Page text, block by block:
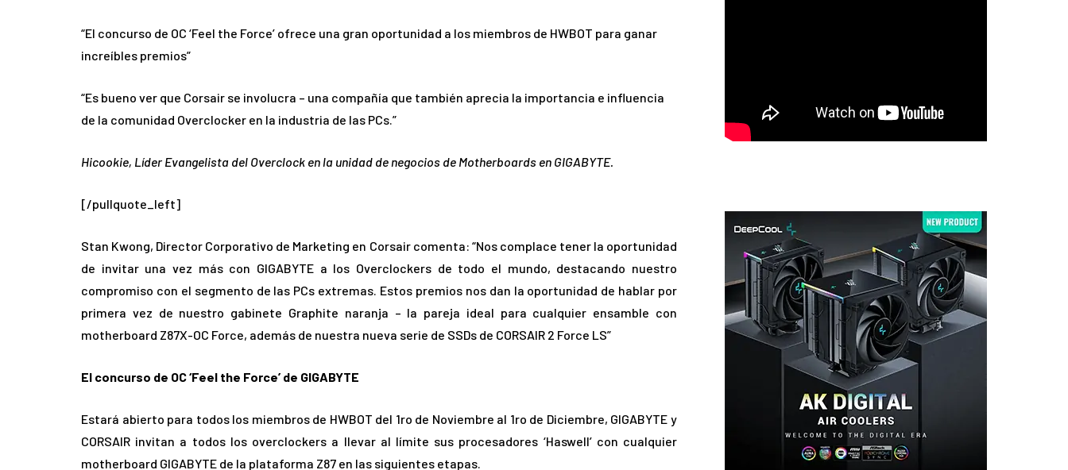
“El concurso de OC ‘Feel the Force’ ofrece una gran oportunidad a los miembros de HWBOT para ganar
increíbles premios”
“Es bueno ver que Corsair se involucra – una compañía que también aprecia la importancia e influencia
de la comunidad Overclocker en la industria de las PCs.”
Hicookie, Líder Evangelista del Overclock en la unidad de negocios de Motherboards en GIGABYTE.
[/pullquote_left]
Stan Kwong, Director Corporativo de Marketing en Corsair comenta: “Nos complace tener la oportunidad
de invitar una vez más con GIGABYTE a los Overclockers de todo el mundo, destacando nuestro
compromiso con el segmento de las PCs extremas. Estos premios nos dan la oportunidad de hablar por
primera vez de nuestro gabinete Graphite naranja – la pareja ideal para cualquier ensamble con
motherboard Z87X-OC Force, además de nuestra nueva serie de SSDs de CORSAIR 2 Force LS”
El concurso de OC ‘Feel the Force’ de GIGABYTE
Estará abierto para todos los miembros de HWBOT del 1ro de Noviembre al 1ro de Diciembre, GIGABYTE y
CORSAIR invitan a todos los overclockers a llevar al límite sus procesadores ‘Haswell’ con cualquier
motherboard GIGABYTE de la plataforma Z87 en las siguientes etapas.